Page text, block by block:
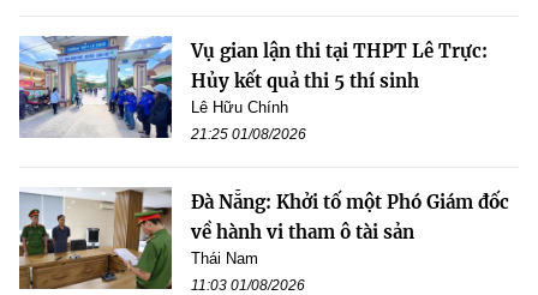
Vụ gian lận thi tại THPT Lê Trực:
Hủy kết quả thi 5 thí sinh
Lê Hữu Chính
21:25 01/08/2026
Đà Nẵng: Khởi tố một Phó Giám đốc
về hành vi tham ô tài sản
Thái Nam
11:03 01/08/2026